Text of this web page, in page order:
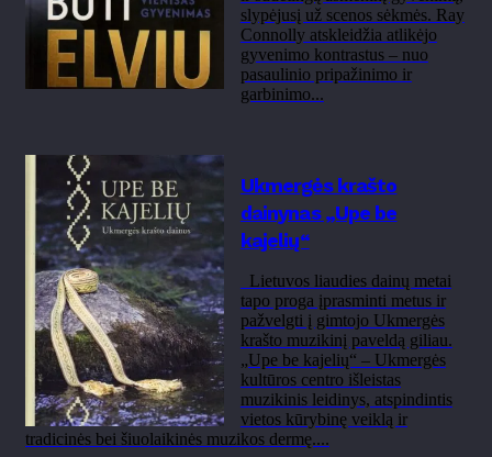
slypėjusį už scenos sėkmės. Ray
Connolly atskleidžia atlikėjo
gyvenimo kontrastus – nuo
pasaulinio pripažinimo ir
garbinimo...
Ukmergės krašto
dainynas „Upe be
kajelių“
Lietuvos liaudies dainų metai
tapo proga įprasminti metus ir
pažvelgti į gimtojo Ukmergės
krašto muzikinį paveldą giliau.
„Upe be kajelių“ – Ukmergės
kultūros centro išleistas
muzikinis leidinys, atspindintis
vietos kūrybinę veiklą ir
tradicinės bei šiuolaikinės muzikos dermę....